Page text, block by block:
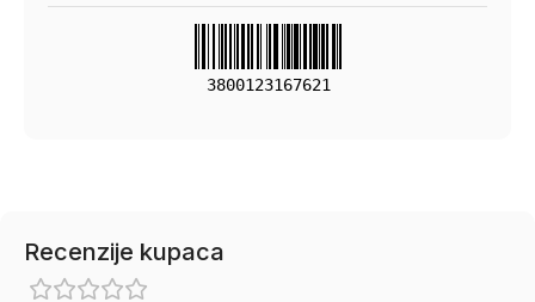
3800123167621
Recenzije kupaca